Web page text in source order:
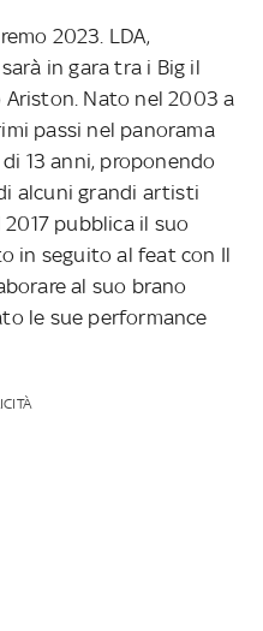
2023. LDA,
in gara tra i Big il
Nato nel 2003 a
passi nel panorama
13 anni, proponendo
alcuni grandi artisti
pubblica il suo
in seguito al feat con Il
al suo brano
le sue performance